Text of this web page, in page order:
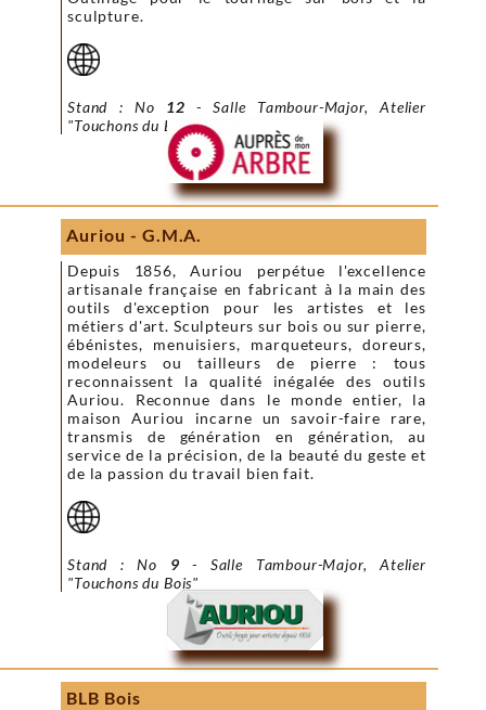
sculpture.
Stand : No 12- Salle Tambour-Major, Atelier
"Touchons du Bois"
Auriou - G.M.A.
Depuis 1856, Auriou perpétue l'excellence
artisanale française en fabricant à la main des
outils d'exception pour les artistes et les
métiers d'art. Sculpteurs sur bois ou sur pierre,
ébénistes, menuisiers, marqueteurs, doreurs,
modeleurs ou tailleurs de pierre : tous
reconnaissent la qualité inégalée des outils
Auriou. Reconnue dans le monde entier, la
maison Auriou incarne un savoir-faire rare,
transmis de génération en génération, au
service de la précision, de la beauté du geste et
de la passion du travail bien fait.
Stand : No 9 - Salle Tambour-Major, Atelier
"Touchons du Bois"
BLB Bois